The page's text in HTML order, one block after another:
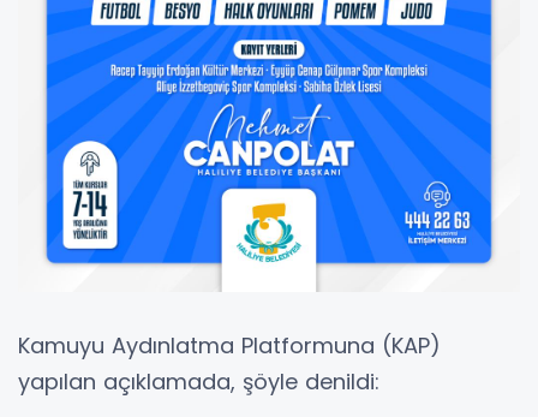
Kamuyu Aydınlatma Platformuna (KAP)
yapılan açıklamada, şöyle denildi: